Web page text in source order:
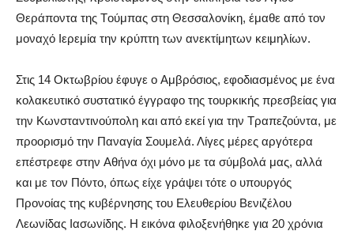
Θεράποντα της Tούμπας στη Θεσσαλονίκη, έμαθε από τον
μοναχό Iερεμία την κρύπτη των ανεκτίμητων κειμηλίων.
Στις 14 Οκτωβρίου έφυγε ο Aμβρόσιος, εφοδιασμένος με ένα
κολακευτικό συστατικό έγγραφο της τουρκικής πρεσβείας για
την Kωνσταντινούπολη και από εκεί για την Tραπεζούντα, με
προορισμό την Παναγία Σουμελά. Λίγες μέρες αργότερα
επέστρεφε στην Aθήνα όχι μόνο με τα σύμβολά μας, αλλά
και με τον Πόντο, όπως είχε γράψει τότε ο υπουργός
Προνοίας της κυβέρνησης του Eλευθερίου Bενιζέλου
Λεωνίδας Iασωνίδης. Η εικόνα φιλοξενήθηκε για 20 χρόνια